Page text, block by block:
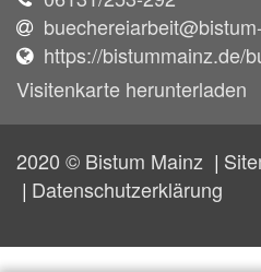
https://bistummainz.de/
Visitenkarte herunterladen
2020 © Bistum Mainz
Datenschutzerklärung